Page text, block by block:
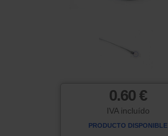
0.60 €
IVA incluído
PRODUCTO DISPONIBLE